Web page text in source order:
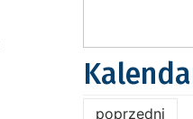
poprzedni